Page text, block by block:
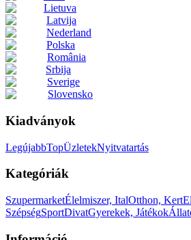
Lietuva
Latvija
Nederland
Polska
România
Srbija
Sverige
Slovensko
Kiadványok
LegújabbTopÜzletekNyitvatartás
Kategóriák
SzupermarketÉlelmiszer, ItalOtthon, Kert
SzépségSportDivatGyerekek, Játékok